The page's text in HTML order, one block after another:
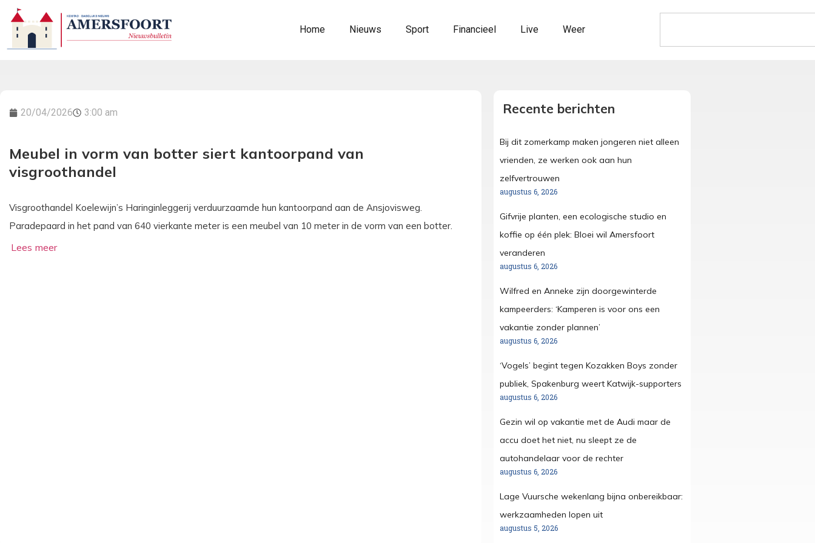
Home Nieuws Sport Financieel Live Weer
20/04/2026 3:00 am
Meubel in vorm van botter siert kantoorpand van
visgroothandel
Visgroothandel Koelewijn’s Haringinleggerij verduurzaamde hun kantoorpand aan de Ansjovisweg.
Paradepaard in het pand van 640 vierkante meter is een meubel van 10 meter in de vorm van een botter.
Recente berichten
Bij dit zomerkamp maken jongeren niet alleen
vrienden, ze werken ook aan hun
zelfvertrouwen
augustus 6, 2026
Gifvrije planten, een ecologische studio en
koffie op één plek: Bloei wil Amersfoort
veranderen
augustus 6, 2026
Wilfred en Anneke zijn doorgewinterde
kampeerders: ‘Kamperen is voor ons een
vakantie zonder plannen’
augustus 6, 2026
‘Vogels’ begint tegen Kozakken Boys zonder
publiek, Spakenburg weert Katwijk-supporters
augustus 6, 2026
Gezin wil op vakantie met de Audi maar de
accu doet het niet, nu sleept ze de
autohandelaar voor de rechter
augustus 6, 2026
Lage Vuursche wekenlang bijna onbereikbaar:
werkzaamheden lopen uit
augustus 5, 2026